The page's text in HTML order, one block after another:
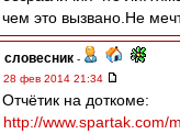
чем это вызвано.Не
словесник -
28 фев 2014 21:34
Отчётик на доткоме:
http://www.spartak.com/